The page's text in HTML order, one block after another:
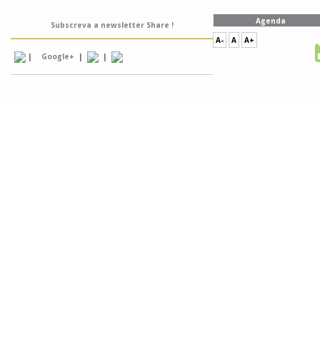
Subscreva a newsletter Share !
| Google+ | |
Agenda
A-
A A+